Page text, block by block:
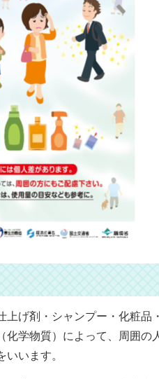
上げ剤・シャンプー・化粧品
学物質）によって、周囲の
います。